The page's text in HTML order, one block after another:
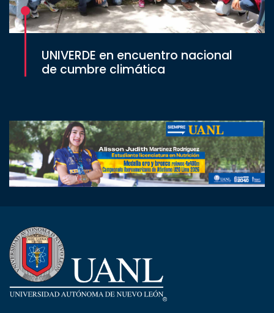
UNIVERDE en encuentro nacional
de cumbre climática